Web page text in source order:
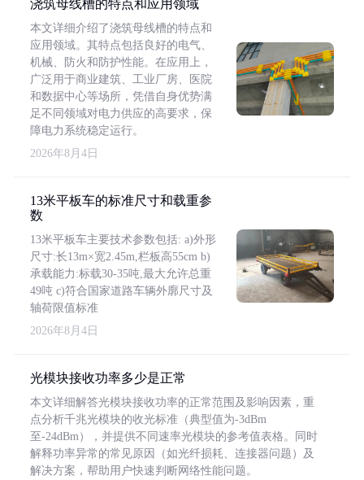
浇筑母线槽的特点和应用领域
本文详细介绍了浇筑母线槽的特点和
应用领域。其特点包括良好的电气、
机械、防火和防护性能。在应用上，
广泛用于商业建筑、工业厂房、医院
和数据中心等场所，凭借自身优势满
足不同领域对电力供应的高要求，保
障电力系统稳定运行。
2026年8月4日
13米平板车的标准尺寸和载重参
数
13米平板车主要技术参数包括: a)外形
尺寸:长13m×宽2.45m,栏板高55cm b)
承载能力:标载30-35吨,最大允许总重
49吨 c)符合国家道路车辆外廓尺寸及
轴荷限值标准
2026年8月4日
光模块接收功率多少是正常
本文详细解答光模块接收功率的正常范围及影响因素，重
点分析千兆光模块的收光标准（典型值为-3dBm
至-24dBm），并提供不同速率光模块的参考值表格。同时
解释功率异常的常见原因（如光纤损耗、连接器问题）及
解决方案，帮助用户快速判断网络性能问题。